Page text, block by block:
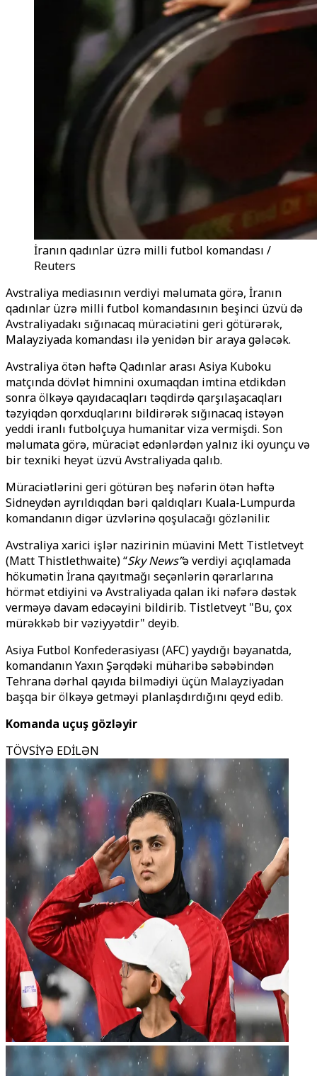
İranın qadınlar üzrə milli futbol komandası /
Reuters
Avstraliya mediasının verdiyi məlumata görə, İranın
qadınlar üzrə milli futbol komandasının beşinci üzvü də
Avstraliyadakı sığınacaq müraciətini geri götürərək,
Malayziyada komandası ilə yenidən bir araya gələcək.
Avstraliya ötən həftə Qadınlar arası Asiya Kuboku
matçında dövlət himnini oxumaqdan imtina etdikdən
sonra ölkəyə qayıdacaqları təqdirdə qarşılaşacaqları
təzyiqdən qorxduqlarını bildirərək sığınacaq istəyən
yeddi iranlı futbolçuya humanitar viza vermişdi. Son
məlumata görə, müraciət edənlərdən yalnız iki oyunçu və
bir texniki heyət üzvü Avstraliyada qalıb.
Müraciətlərini geri götürən beş nəfərin ötən həftə
Sidneydən ayrıldıqdan bəri qaldıqları Kuala-Lumpurda
komandanın digər üzvlərinə qoşulacağı gözlənilir.
Avstraliya xarici işlər nazirinin müavini Mett Tistletveyt
(Matt Thistlethwaite) “Sky News”ə verdiyi açıqlamada
hökumətin İrana qayıtmağı seçənlərin qərarlarına
hörmət etdiyini və Avstraliyada qalan iki nəfərə dəstək
verməyə davam edəcəyini bildirib. Tistletveyt "Bu, çox
mürəkkəb bir vəziyyətdir" deyib.
Asiya Futbol Konfederasiyası (AFC) yaydığı bəyanatda,
komandanın Yaxın Şərqdəki müharibə səbəbindən
Tehrana dərhal qayıda bilmədiyi üçün Malayziyadan
başqa bir ölkəyə getməyi planlaşdırdığını qeyd edib.
Komanda uçuş gözləyir
TÖVSİYƏ EDİLƏN